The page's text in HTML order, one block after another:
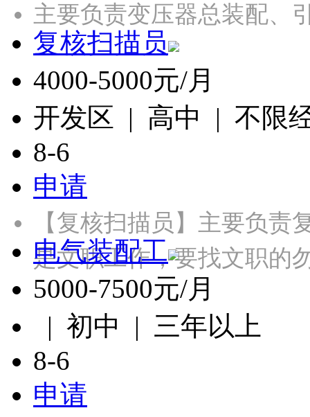
主要负责变压器总装配
复核扫描员
4000-5000元/月
开发区 | 高中 | 不限
8-6
申请
【复核扫描员】主要负
是文职工作，要找文职
电气装配工
5000-7500元/月
| 初中 | 三年以上
8-6
申请